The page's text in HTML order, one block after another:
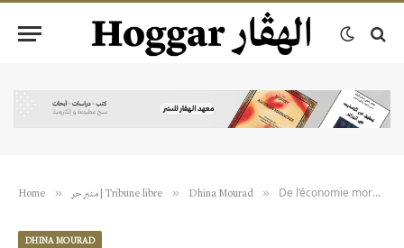
Home » منبر حر | Tribune libre » Dhina Mourad »
DHINA MOURAD